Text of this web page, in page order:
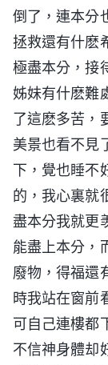
倒了，連本分
拯救還有什麽
極盡本分，接
姊妹有什麽難
了這麽多苦，
美景也看不見
下，覺也睡不
的，我心裏就
盡本分我就更
能盡上本分，
廢物，得福還
時我站在窗前
可自己連樓都
不信神身體却